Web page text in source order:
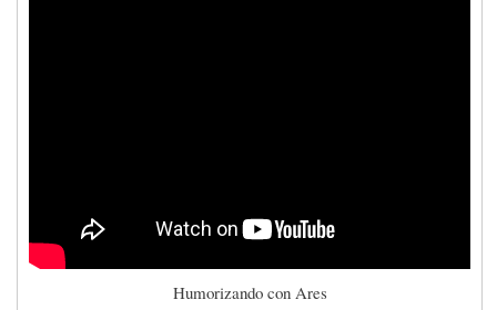
Humorizando con Ares